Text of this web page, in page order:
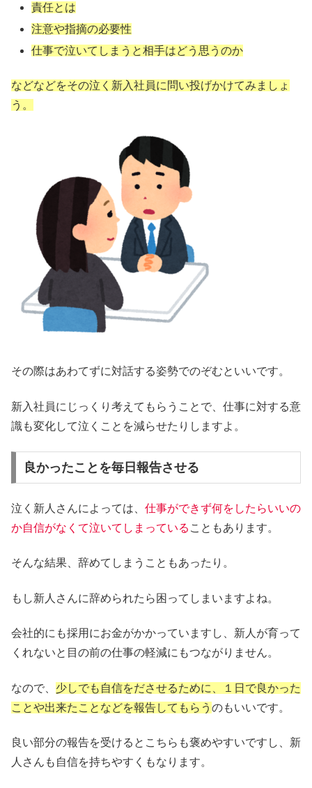
責任とは
注意や指摘の必要性
仕事で泣いてしまうと相手はどう思うのか
などなどをその泣く新入社員に問い投げかけてみましょ
う。
その際はあわてずに対話する姿勢でのぞむといいです。
新入社員にじっくり考えてもらうことで、仕事に対する意
識も変化して泣くことを減らせたりしますよ。
良かったことを毎日報告させる
泣く新人さんによっては、 仕事ができず何をしたらいいの
か自信がなくて泣いてしまっている こともあります。
そんな結果、辞めてしまうこともあったり。
もし新人さんに辞められたら困ってしまいますよね。
会社的にも採用にお金がかかっていますし、新人が育って
くれないと目の前の仕事の軽減にもつながりません。
なので、 少しでも自信をださせるために、１日で良かった
ことや出来たことなどを報告してもらう のもいいです。
良い部分の報告を受けるとこちらも褒めやすいですし、新
人さんも自信を持ちやすくもなります。